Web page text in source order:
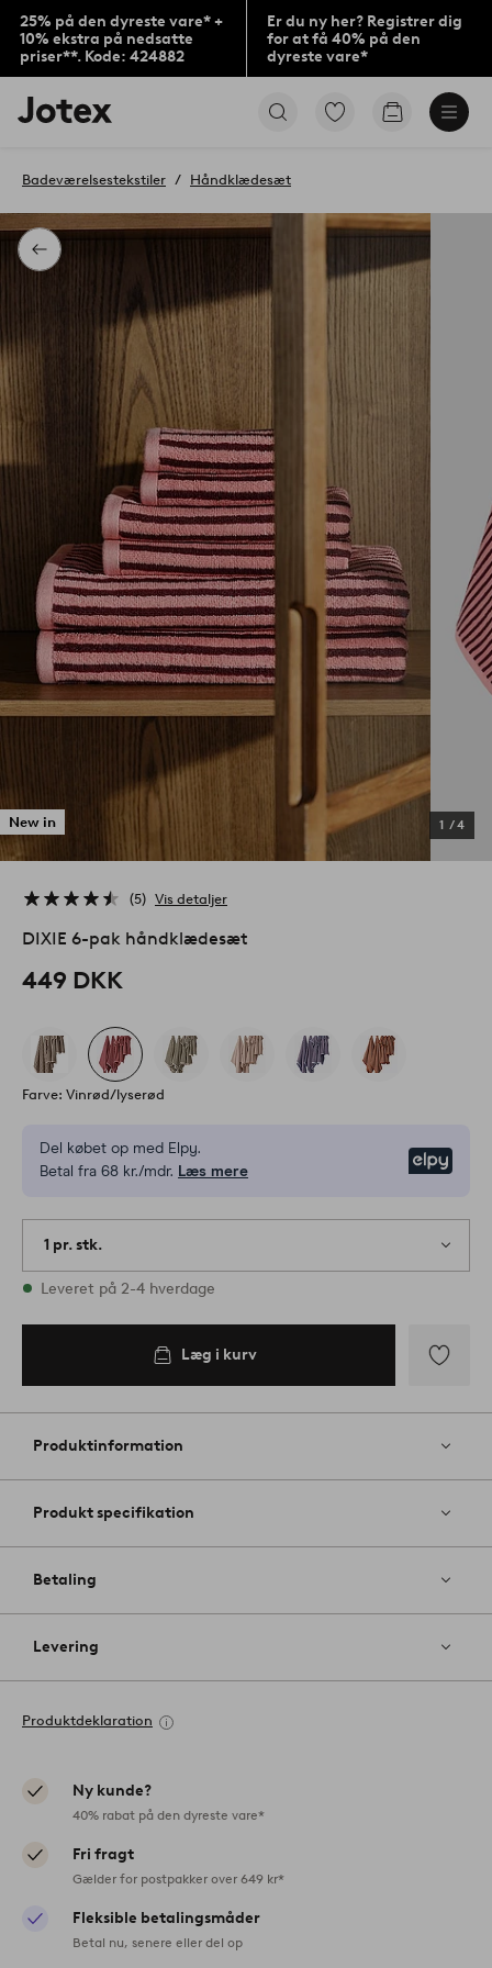
25% på den dyreste vare* +
10% ekstra på nedsatte
priser**. Kode: 424882
Er du ny her? Registrer dig
for at få 40% på den
dyreste vare*
Jotex
logo
til
Gå
Gå
Tilbage
Badeværelsestekstiler Håndklædesæt
New in 1 /4
5 Vis detaljer
DIXIE 6-pak håndklædesæt
449 DKK
Farve: Vinrød/lyserød
Del købet op med Elpy.
Betal fra 68 kr./mdr. Læs mere
1 pr. stk.
På lager
Leveret på 2-4 hverdage
Læg i kurv
til
Produktinformation
Produkt specifikation
Betaling
Levering
Produktdeklaration
Ny kunde?
40% rabat på den dyreste vare*
Fri fragt
Gælder for postpakker over 649 kr*
Fleksible betalingsmåder
Betal nu, senere eller del op